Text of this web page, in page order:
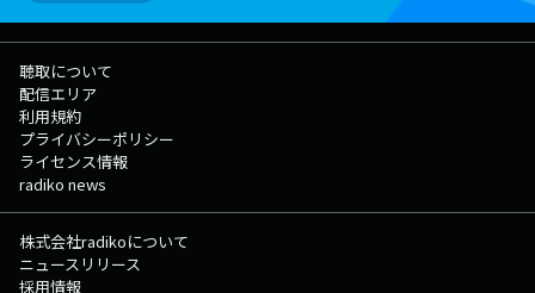
聴取について
配信エリア
利用規約
プライバシーポリシー
ライセンス情報
radiko news
株式会社radikoについて
ニュースリリース
採用情報